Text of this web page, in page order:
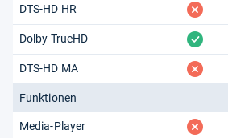
DTS-HD HR fehlt
Dolby TrueHD vorhanden
DTS-HD MA fehlt
Funktionen
Media-Player fehlt